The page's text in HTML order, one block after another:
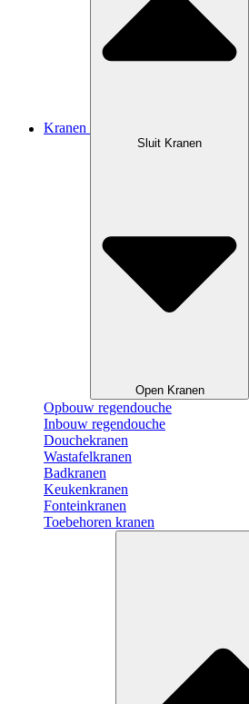
Kranen
Sluit Kranen
Open Kranen
Opbouw regendouche
Inbouw regendouche
Douchekranen
Wastafelkranen
Badkranen
Keukenkranen
Fonteinkranen
Toebehoren kranen